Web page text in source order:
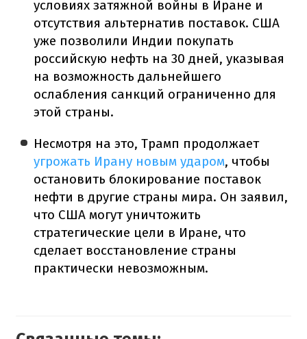
условиях затяжной войны в Иране и
отсутствия альтернатив поставок. США
уже позволили Индии покупать
российскую нефть на 30 дней, указывая
на возможность дальнейшего
ослабления санкций ограниченно для
этой страны.
Несмотря на это, Трамп продолжает
угрожать Ирану новым ударом, чтобы
остановить блокирование поставок
нефти в другие страны мира. Он заявил,
что США могут уничтожить
стратегические цели в Иране, что
сделает восстановление страны
практически невозможным.